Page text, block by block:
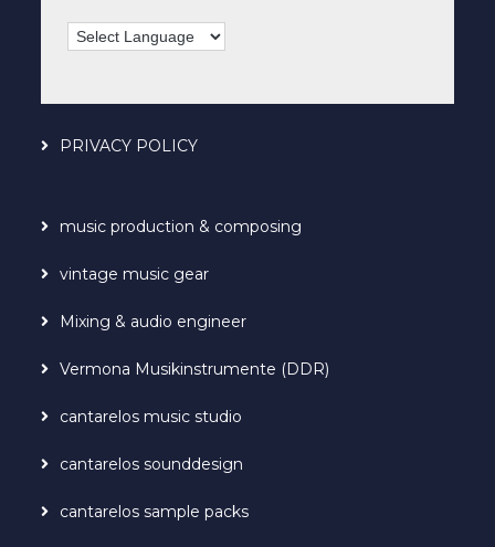
PRIVACY POLICY
music production & composing
vintage music gear
Mixing & audio engineer
Vermona Musikinstrumente (DDR)
cantarelos music studio
cantarelos sounddesign
cantarelos sample packs